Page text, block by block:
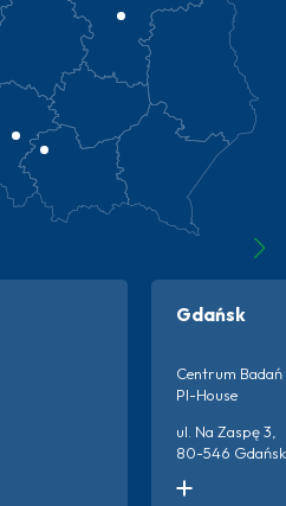
Gdańsk
Centrum
PI-House
ul. Na Zaspę 3,
80-546 Gdańsk